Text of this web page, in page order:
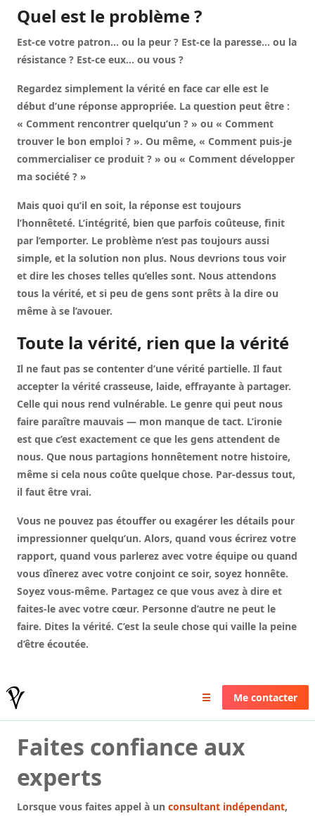
Quel est le problème ?
Est-ce votre patron… ou la peur ? Est-ce la paresse… ou la
résistance ? Est-ce eux… ou vous ?
Regardez simplement la vérité en face car elle est le
début d’une réponse appropriée. La question peut être :
« Comment rencontrer quelqu’un ? » ou « Comment
trouver le bon emploi ? ». Ou même, « Comment puis-je
commercialiser ce produit ? » ou « Comment développer
ma société ? »
Mais quoi qu’il en soit, la réponse est toujours
l’honnêteté. L’intégrité, bien que parfois coûteuse, finit
par l’emporter. Le problème n’est pas toujours aussi
simple, et la solution non plus. Nous devrions tous voir
et dire les choses telles qu’elles sont. Nous attendons
tous la vérité, et si peu de gens sont prêts à la dire ou
même à se l’avouer.
Toute la vérité, rien que la vérité
Il ne faut pas se contenter d’une vérité partielle. Il faut
accepter la vérité crasseuse, laide, effrayante à partager.
Celle qui nous rend vulnérable. Le genre qui peut nous
faire paraître mauvais — mon manque de tact. L’ironie
est que c’est exactement ce que les gens attendent de
nous. Que nous partagions honnêtement notre histoire,
même si cela nous coûte quelque chose. Par-dessus tout,
il faut être vrai.
Vous ne pouvez pas étouffer ou exagérer les détails pour
impressionner quelqu’un. Alors, quand vous écrirez votre
rapport, quand vous parlerez avec votre équipe ou quand
vous dînerez avec votre conjoint ce soir, soyez honnête.
Soyez vous-même. Partagez ce que vous avez à dire et
faites-le avec votre cœur. Personne d’autre ne peut le
faire. Dites la vérité. C’est la seule chose qui vaille la peine
d’être écoutée.
Pierrick Valin ☰ Me contacter
Faites confiance aux
experts
Lorsque vous faites appel à un consultant indépendant,